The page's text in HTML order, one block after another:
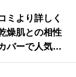
ミより詳しく
燥肌との相性
バーで人気！
化粧下地